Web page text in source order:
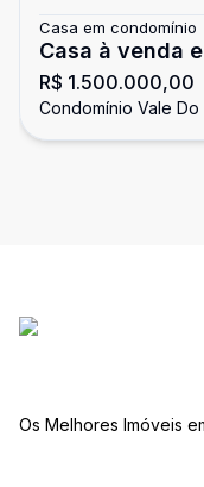
Casa em condomínio
Casa à venda
Luar
R$ 1.500.000,00
Condomínio Vale
Os Melhores Imóveis